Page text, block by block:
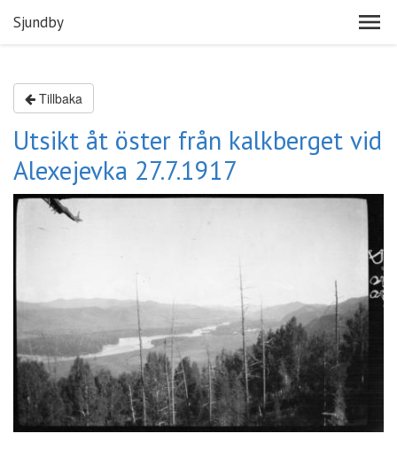
Sjundby
Tillbaka
Utsikt åt öster från kalkberget vid
Alexejevka 27.7.1917